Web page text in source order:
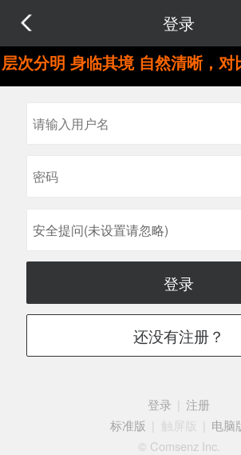
层次分明 身临其境 自然清晰，对
登录
安全提问(未设置请忽略)
登录
还没有注册？
登录
注册
标准版
触屏版
电脑
© Comsenz Inc.